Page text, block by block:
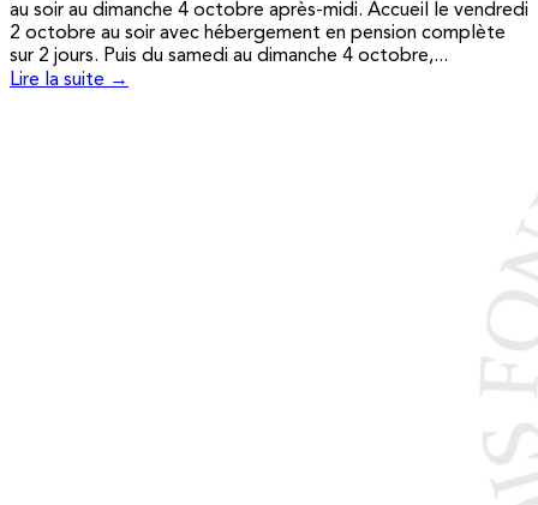
au soir au dimanche 4 octobre après-midi. Accueil le vendredi
2 octobre au soir avec hébergement en pension complète
sur 2 jours. Puis du samedi au dimanche 4 octobre,...
Lire la suite →